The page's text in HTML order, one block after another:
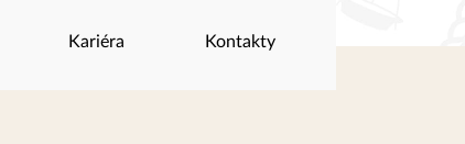
Kariéra Kontakty